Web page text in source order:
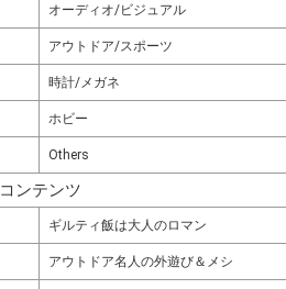
オーディオ/ビジュアル
アウトドア/スポーツ
時計/メガネ
ホビー
Others
コンテンツ
ギルティ飯は大人のロマン
アウトドア名人の外遊び＆メシ